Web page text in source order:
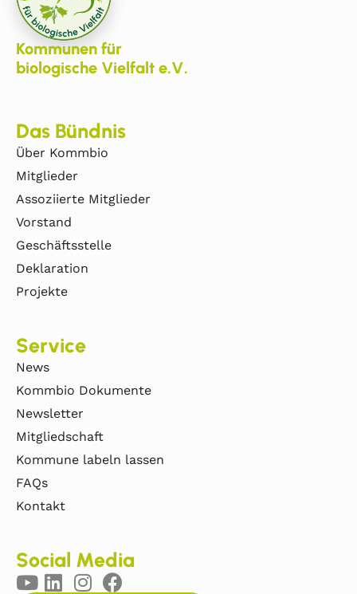
Kommunen für
biologische Vielfalt e.V.
Das Bündnis
Über Kommbio
Mitglieder
Assoziierte Mitglieder
Vorstand
Geschäftsstelle
Deklaration
Projekte
Service
News
Kommbio Dokumente
Newsletter
Mitgliedschaft
Kommune labeln lassen
FAQs
Kontakt
Social Media